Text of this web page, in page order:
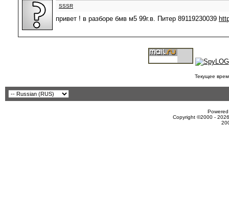
SSSR
привет ! в разборе бмв м5 99г.в. Питер 89119230039
Текущее
Copyright ©2000 -